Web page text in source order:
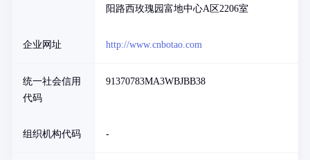
阳路西玫瑰园富地中心A区2206室
企业网址 http://www.cnbotao.com
统一社会信用
代码
91370783MA3WBJBB38
组织机构代码 -